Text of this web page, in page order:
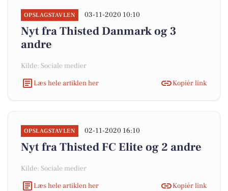
OPSLAGSTAVLEN 03-11-2020 10:10
Nyt fra Thisted Danmark og 3
andre
Kilde: Sociale medier
Læs hele artiklen her
Kopiér link
OPSLAGSTAVLEN 02-11-2020 16:10
Nyt fra Thisted FC Elite og 2 andre
Kilde: Sociale medier
Læs hele artiklen her
Kopiér link